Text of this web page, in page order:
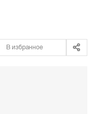
В избранное